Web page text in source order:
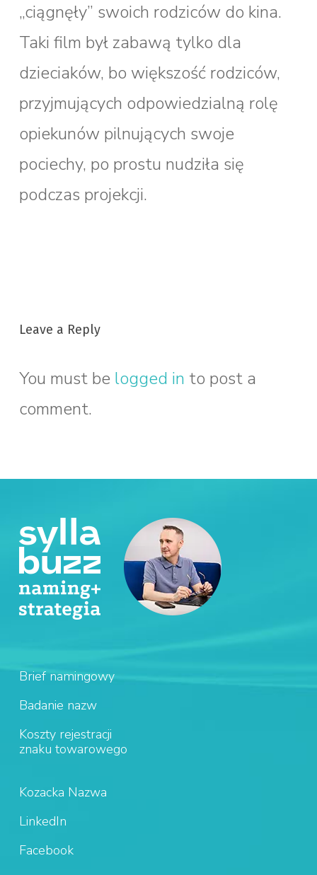
„ciągnęły” swoich rodziców do kina.
Taki film był zabawą tylko dla
dzieciaków, bo większość rodziców,
przyjmujących odpowiedzialną rolę
opiekunów pilnujących swoje
pociechy, po prostu nudziła się
podczas projekcji.
Leave a Reply
You must be logged in to post a
comment.
Brief namingowy
Badanie nazw
Koszty rejestracji
znaku towarowego
Kozacka Nazwa
LinkedIn
Facebook